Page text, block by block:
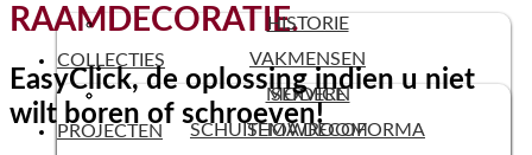
HISTORIE
VAKMENSEN
SERVICE
SHOWROOM
COLLECTIES
MODERN
SCHUITEMA DECOFORMA
PROJECTEN
RAAMDECORATIE.
EasyClick, de oplossing indien u niet
wilt boren of schroeven!